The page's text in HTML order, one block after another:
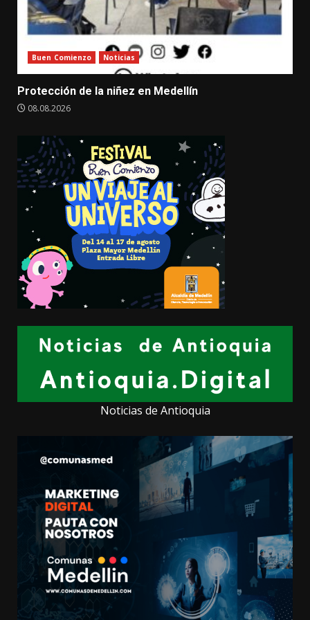
Buen Comienzo Noticias
Protección de la niñez en Medellín
08.08.2026
Noticias de Antioquia